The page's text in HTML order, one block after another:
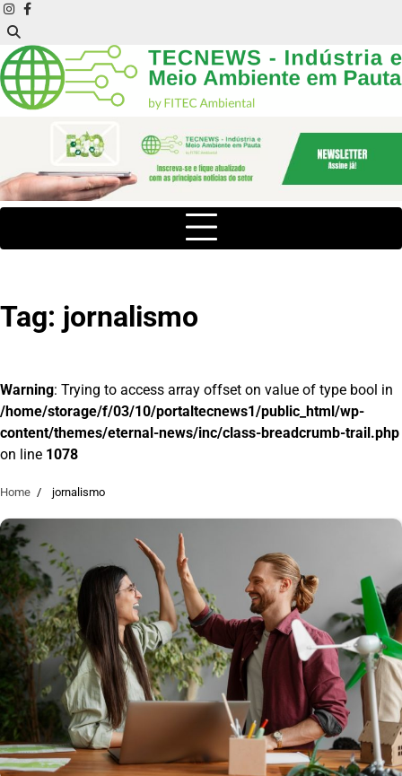
Skip
to
content
instagram
facebook
Tag: jornalismo
Warning: Trying to access array offset on value of type bool in
/home/storage/f/03/10/portaltecnews1/public_html/wp-
content/themes/eternal-news/inc/class-breadcrumb-trail.php
on line 1078
Home jornalismo